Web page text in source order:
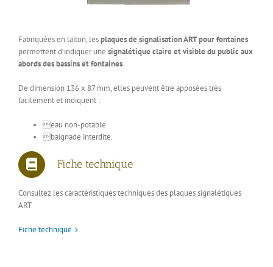
Fabriquées en laiton, lesplaques de signalisation ARTpour fontaines
permettent d’indiquer une signalétique claire et visible du public aux
abords des bassins et fontaines.
De dimension 136 x 87 mm, elles peuvent être apposées très
facilement et indiquent :
eau non-potable
baignade interdite.
Fiche technique
Consultez les caractéristiques techniques des plaques signalétiques
ART
Fiche technique